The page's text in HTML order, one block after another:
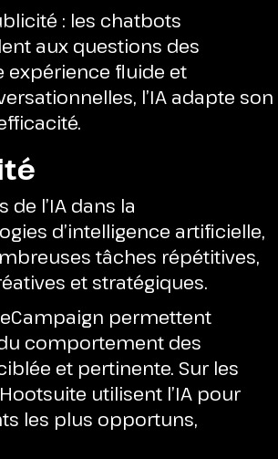
: les chatbots
aux questions des
fluide et
l’IA adapte son
de l’IA dans la
d’intelligence artificielle,
tâches répétitives,
et stratégiques.
permettent
du comportement des
et pertinente. Sur les
utilisent l’IA pour
les plus opportuns,